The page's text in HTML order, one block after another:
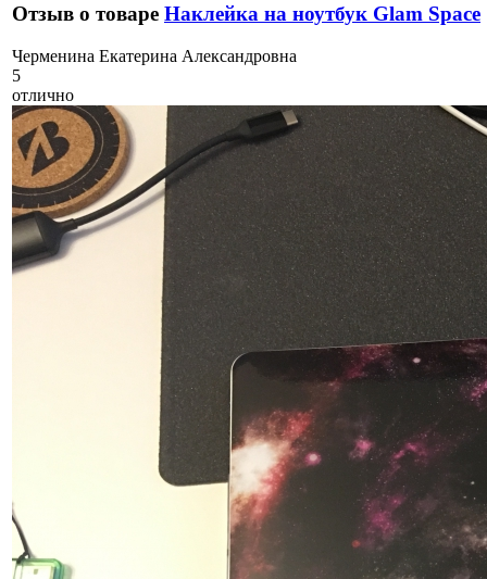
Отзыв о товаре Наклейка на ноутбук Glam Space
Черменина Екатерина Александровна
5
отлично